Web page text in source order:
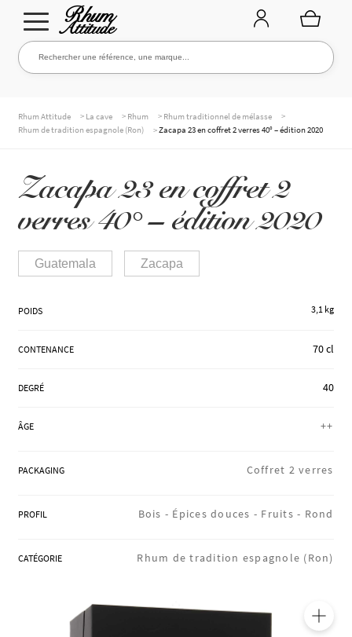
Aller
à
Aller
au
Rechercher une référence, une marque...
Rechercher
NOS RHUMS
COFFRETS & CADEAUX
BLOG
Rhum Attitude > La cave > Rhum > Rhum traditionnel de mélasse
>
Rhum de tradition espagnole (Ron)
>Zacapa 23 en coffret 2 verres 40° – édition 2020
Zacapa 23 en coffret 2
verres 40° – édition 2020
Guatemala Zacapa
POIDS 3,1 kg
CONTENANCE 70 cl
DEGRÉ 40
ÂGE ++
PACKAGING Coffret 2 verres
PROFIL Bois - Épices douces - Fruits - Rond
CATÉGORIE Rhum de tradition espagnole (Ron)